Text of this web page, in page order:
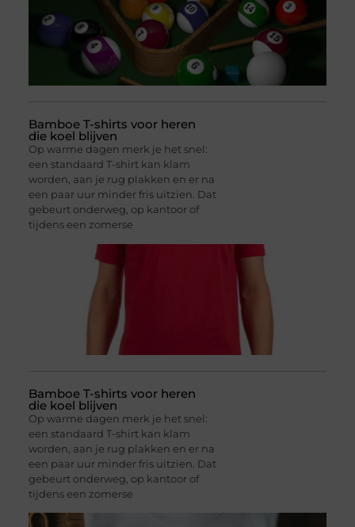
Bamboe T-shirts voor heren
die koel blijven
Op warme dagen merk je het snel:
een standaard T-shirt kan klam
worden, aan je rug plakken en er na
een paar uur minder fris uitzien. Dat
gebeurt onderweg, op kantoor of
tijdens een zomerse
Bamboe T-shirts voor heren
die koel blijven
Op warme dagen merk je het snel:
een standaard T-shirt kan klam
worden, aan je rug plakken en er na
een paar uur minder fris uitzien. Dat
gebeurt onderweg, op kantoor of
tijdens een zomerse